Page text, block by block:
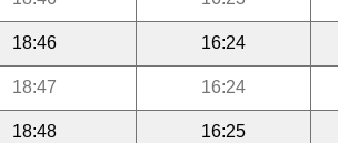
16:24
18:46
16:24
18:47
16:25
18:48